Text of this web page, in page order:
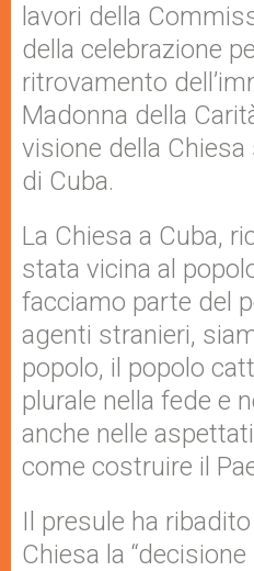
lavori della
della celebrazione
ritrovamento
Madonna della
visione della
di Cuba.
La Chiesa a Cuba,
stata vicina al
facciamo parte del
agenti stranieri,
popolo, il popolo
plurale nella fede e
anche nelle
come costruire il
Il presule ha
Chiesa la